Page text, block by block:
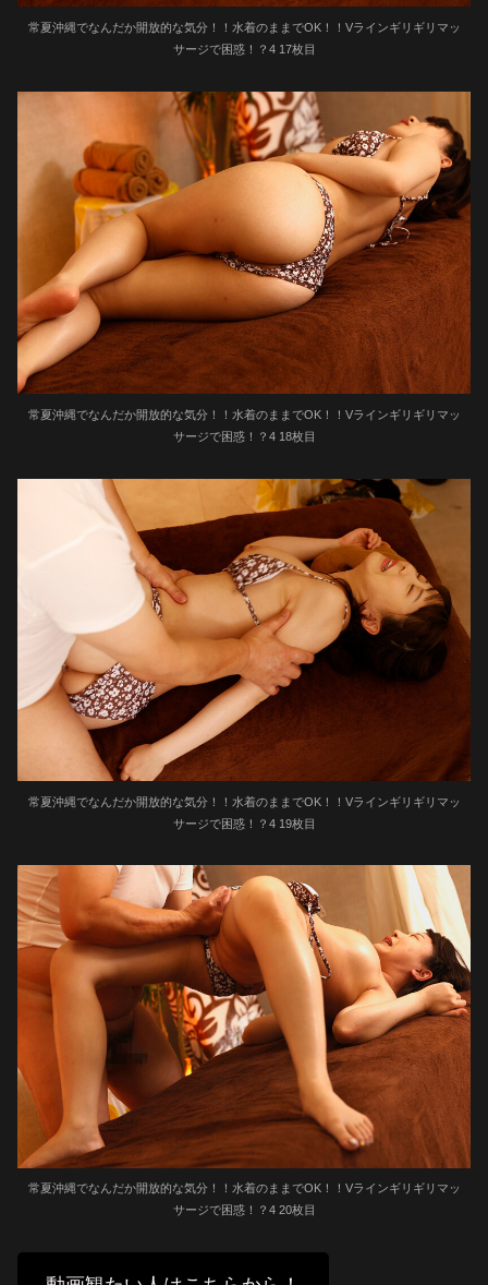
常夏沖縄でなんだか開放的な気分！！水着のままでOK！！Vラインギリギリマッ
サージで困惑！？4 17枚目
常夏沖縄でなんだか開放的な気分！！水着のままでOK！！Vラインギリギリマッ
サージで困惑！？4 18枚目
常夏沖縄でなんだか開放的な気分！！水着のままでOK！！Vラインギリギリマッ
サージで困惑！？4 19枚目
常夏沖縄でなんだか開放的な気分！！水着のままでOK！！Vラインギリギリマッ
サージで困惑！？4 20枚目